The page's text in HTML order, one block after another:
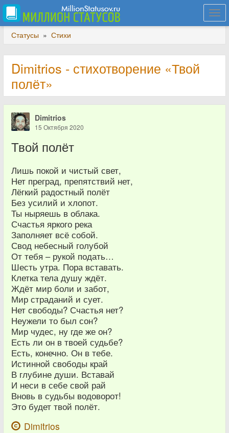
Статусы » Стихи
Dimitrios - стихотворение «Твой
полёт»
Dimitrios
15 Октября 2020
Твой полёт
Лишь покой и чистый свет,
Нет преград, препятствий нет,
Лёгкий радостный полёт
Без усилий и хлопот.
Ты ныряешь в облака.
Счастья яркого река
Заполняет всё собой.
Свод небесный голубой
От тебя – рукой подать…
Шесть утра. Пора вставать.
Клетка тела душу ждёт.
Ждёт мир боли и забот,
Мир страданий и сует.
Нет свободы? Счастья нет?
Неужели то был сон?
Мир чудес, ну где же он?
Есть ли он в твоей судьбе?
Есть, конечно. Он в тебе.
Истинной свободы край
В глубине души. Вставай
И неси в себе свой рай
Вновь в судьбы водоворот!
Это будет твой полёт.
Dimitrios